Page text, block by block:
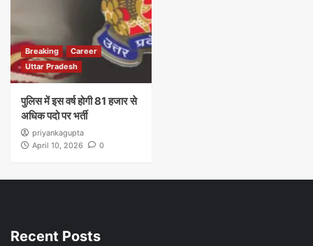
Breaking
Career
Uttar Pradesh
पुलिस में इस वर्ष होगी 81 हजार से
अधिक पदो पर भर्ती
priyankagupta
April 10, 2026
0
Recent Posts